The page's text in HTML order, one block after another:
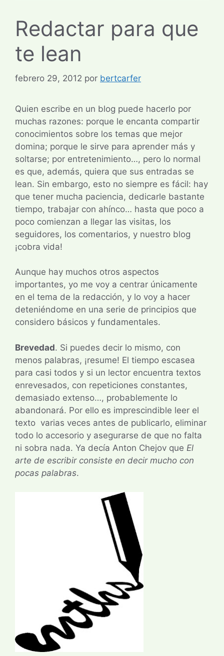
Redactar para que
te lean
febrero 29, 2012 por bertcarfer
Quien escribe en un blog puede hacerlo por
muchas razones: porque le encanta compartir
conocimientos sobre los temas que mejor
domina; porque le sirve para aprender más y
soltarse; por entretenimiento…, pero lo normal
es que, además, quiera que sus entradas se
lean. Sin embargo, esto no siempre es fácil: hay
que tener mucha paciencia, dedicarle bastante
tiempo, trabajar con ahínco… hasta que poco a
poco comienzan a llegar las visitas, los
seguidores, los comentarios, y nuestro blog
¡cobra vida!
Aunque hay muchos otros aspectos
importantes, yo me voy a centrar únicamente
en el tema de la redacción, y lo voy a hacer
deteniéndome en una serie de principios que
considero básicos y fundamentales.
Brevedad. Si puedes decir lo mismo, con
menos palabras, ¡resume! El tiempo escasea
para casi todos y si un lector encuentra textos
enrevesados, con repeticiones constantes,
demasiado extenso…, probablemente lo
abandonará. Por ello es imprescindible leer el
texto varias veces antes de publicarlo, eliminar
todo lo accesorio y asegurarse de que no falta
ni sobra nada. Ya decía Anton Chejov que El
arte de escribir consiste en decir mucho con
pocas palabras.